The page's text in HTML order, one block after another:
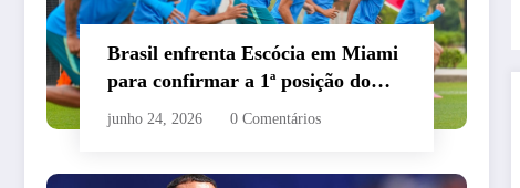
Brasil enfrenta Escócia em Miami
para confirmar a 1ª posição do
grupo C
junho 24, 2026 0 Comentários